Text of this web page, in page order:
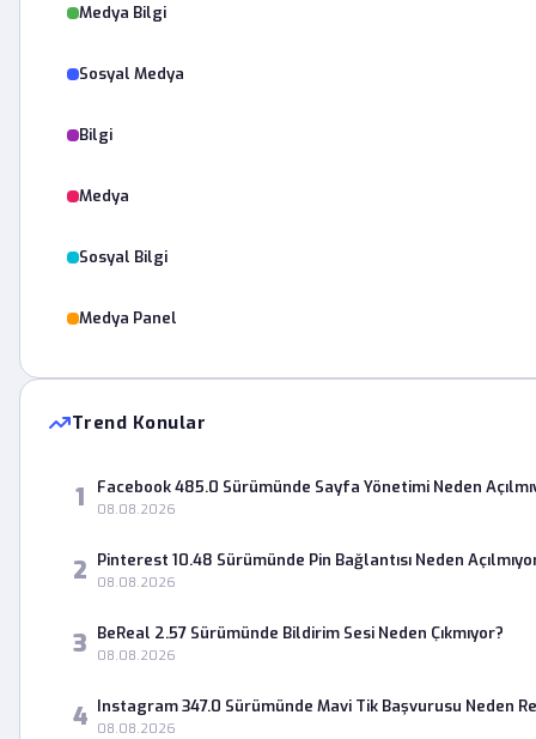
Medya Bilgi
Sosyal Medya
Bilgi
Medya
Sosyal Bilgi
Medya Panel
Trend Konular
1 Facebook 485.0 Sürümünde Sayfa Yönetimi Neden
08.08.2026
2 Pinterest 10.48 Sürümünde Pin Bağlantısı Neden
08.08.2026
3 BeReal 2.57 Sürümünde Bildirim Sesi Neden Çıkmıyor?
08.08.2026
4 Instagram 347.0 Sürümünde Mavi Tik Başvurusu Neden
08.08.2026